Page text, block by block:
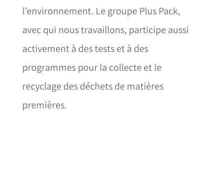
l’environnement. Le groupe Plus Pack,
avec qui nous travaillons, participe aussi
activement à des tests et à des
programmes pour la collecte et le
recyclage des déchets de matières
premières.